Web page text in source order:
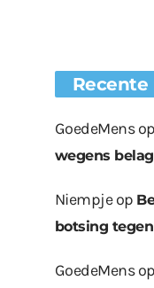
Recente
GoedeMens
wegens
Niempjeop
botsing
GoedeMens